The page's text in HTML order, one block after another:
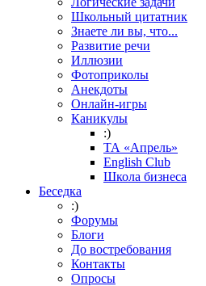
Школьный цитатник
Знаете ли вы, что...
Развитие речи
Иллюзии
Фотоприколы
Анекдоты
Онлайн-игры
Каникулы
:)
ТА «Апрель»
English Club
Школа бизнеса
Беседка
:)
Форумы
Блоги
До востребования
Контакты
Опросы